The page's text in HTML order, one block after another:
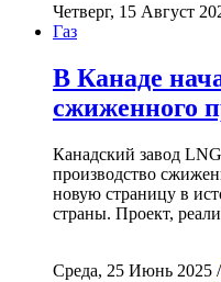
Четверг, 15 Август
Газ
В Канаде
сжиженного
Канадский завод
производство
новую страницу в
страны. Проект,
Среда, 25 Июнь 2025 /